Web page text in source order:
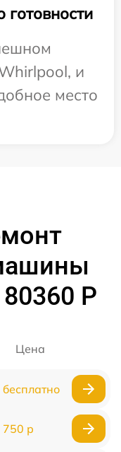
и
место
P
Цена
бесплатно
750 р